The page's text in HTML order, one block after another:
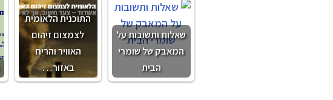
התוכנית הלאומית
לצמצום זיהום
האוויר והריח
באזור…
שאלות ותשובות על
המאבק של שומרי
הבית